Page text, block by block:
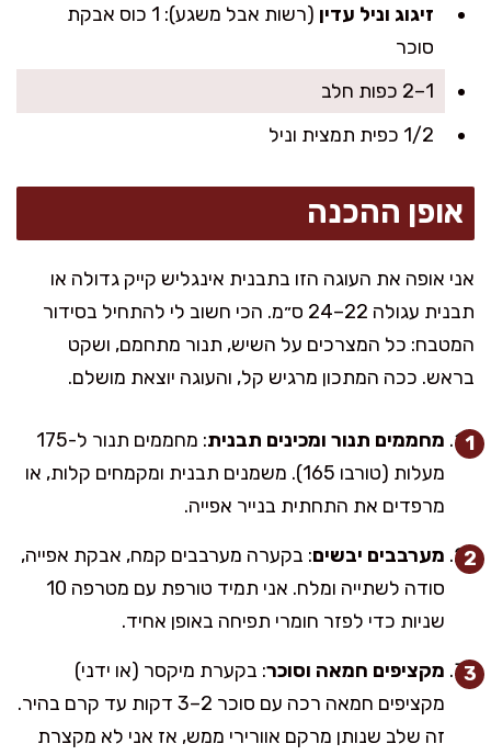
זיגוג וניל עדין
(רשות אבל משגע): 1 כוס אבקת
סוכר
1–2 כפות חלב
1/2 כפית תמצית וניל
אופן ההכנה
אני אופה את העוגה הזו בתבנית אינגליש קייק גדולה או
תבנית עגולה 22–24 ס״מ. הכי חשוב לי להתחיל בסידור
המטבח: כל המצרכים על השיש, תנור מתחמם, ושקט
בראש. ככה המתכון מרגיש קל, והעוגה יוצאת מושלם.
מחממים תנור ומכינים תבנית
: מחממים תנור ל-175
מעלות (טורבו 165). משמנים תבנית ומקמחים קלות, או
מרפדים את התחתית בנייר אפייה.
מערבבים יבשים: בקערה מערבבים קמח, אבקת אפייה,
סודה לשתייה ומלח. אני תמיד טורפת עם מטרפה 10
שניות כדי לפזר חומרי תפיחה באופן אחיד.
מקציפים חמאה וסוכר: בקערת מיקסר (או ידני)
מקציפים חמאה רכה עם סוכר 2–3 דקות עד קרם בהיר.
זה שלב שנותן מרקם אוורירי ממש, אז אני לא מקצרת